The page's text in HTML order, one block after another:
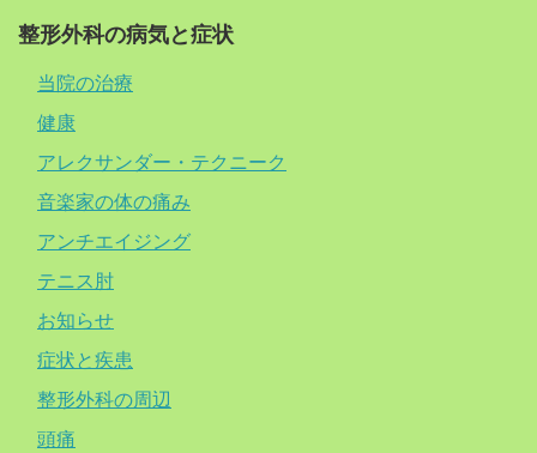
整形外科の病気と症状
当院の治療
健康
アレクサンダー・テクニーク
音楽家の体の痛み
アンチエイジング
テニス肘
お知らせ
症状と疾患
整形外科の周辺
頭痛